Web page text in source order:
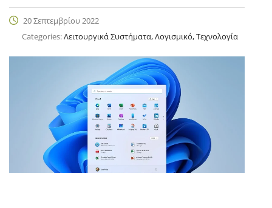
20 Σεπτεμβρίου 2022
Categories:Λειτουργικά Συστήματα, Λογισμικό, Τεχνολογία